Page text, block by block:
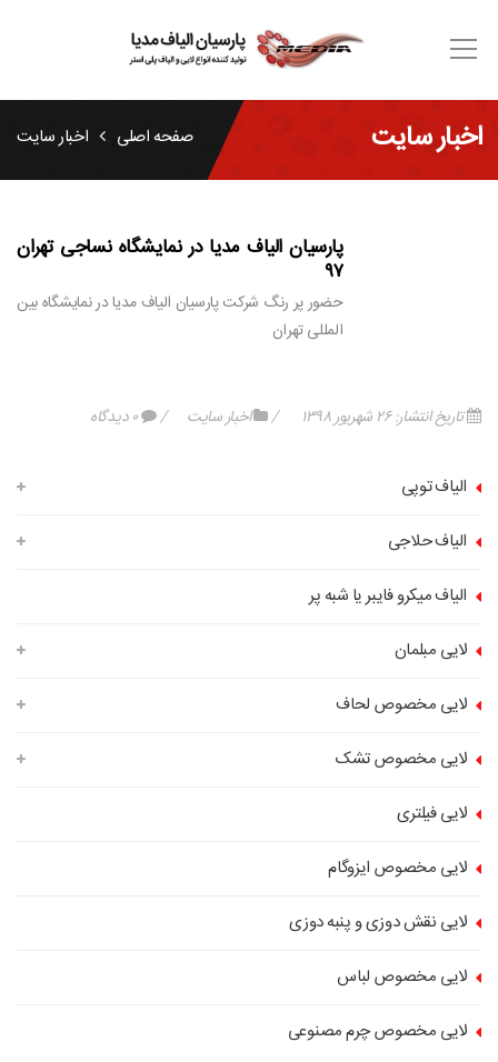
اخبار سایت صفحه اصلی اخبار سایت
پارسیان الیاف مدیا در نمایشگاه نساجی تهران
۹۷
حضور پر رنگ شرکت پارسیان الیاف مدیا در نمایشگاه بین
المللی تهران
تاریخ انتشار: ۲۶ شهریور ۱۳۹۸ اخبار سایت ۰ دیدگاه
الیاف توپی
الیاف حلاجی
الیاف میکرو فایبر یا شبه پر
لایی مبلمان
لایی مخصوص لحاف
لایی مخصوص تشک
لایی فیلتری
لایی مخصوص ایزوگام
لایی نقش دوزی و پنبه دوزی
لایی مخصوص لباس
لایی مخصوص چرم مصنوعی